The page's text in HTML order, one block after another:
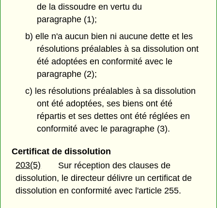
de la dissoudre en vertu du
paragraphe (1);
b) elle n'a aucun bien ni aucune dette et les
résolutions préalables à sa dissolution ont
été adoptées en conformité avec le
paragraphe (2);
c) les résolutions préalables à sa dissolution
ont été adoptées, ses biens ont été
répartis et ses dettes ont été réglées en
conformité avec le paragraphe (3).
Certificat de dissolution
203(5)
Sur réception des clauses de
dissolution, le directeur délivre un certificat de
dissolution en conformité avec l'article 255.